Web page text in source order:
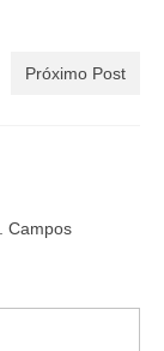
Próximo Post
Campos